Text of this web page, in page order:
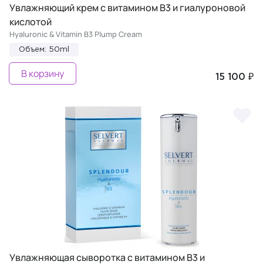
Увлажняющий крем с витамином В3 и гиалуроновой
кислотой
Hyaluronic & Vitamin B3 Plump Cream
Объем: 50ml
15 100 ₽
В корзину
Увлажняющая сыворотка с витамином В3 и